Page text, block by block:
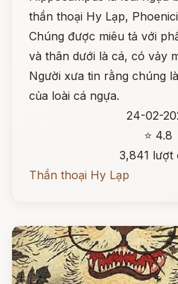
thần thoại Hy Lạp,
Chúng được miêu tả với
và thân dưới là cá, có vảy
Người xưa tin rằng chúng
của loài cá ngựa.
24-02-
⭐ 4.8
3,841 lượt
Thần thoại Hy Lạp